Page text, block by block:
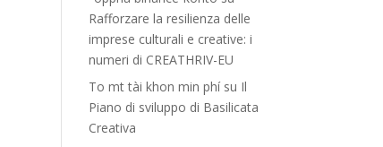
Rafforzare la resilienza delle
imprese culturali e creative: i
numeri di CREATHRIV-EU
To mt tài khon min phísu Il
Piano di sviluppo di Basilicata
Creativa